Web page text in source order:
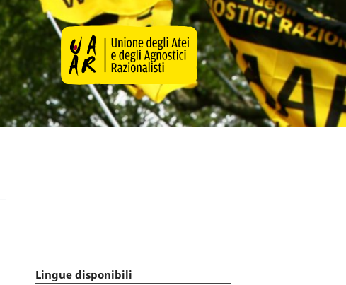
Lingue disponibili